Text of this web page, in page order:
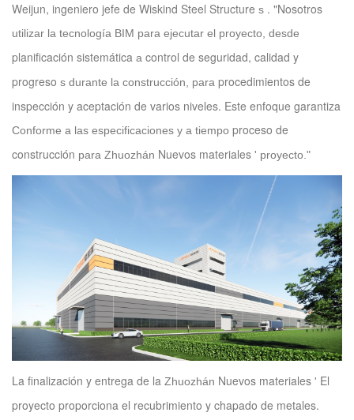
Weijun, ingeniero jefe de Wiskind Steel Structure s . "Nosotros
utilizar la tecnología BIM para ejecutar el proyecto, desde
planificación sistemática a control de seguridad, calidad y
progreso s durante la construcción, para procedimientos de
inspección y aceptación de varios niveles. Este enfoque garantiza
Conforme a las especificaciones y a tiempo proceso de
construcción para Zhuozhán Nuevos materiales ' proyecto."
La finalización y entrega de la Zhuozhán Nuevos materiales ' El
proyecto proporciona el recubrimiento y chapado de metales.